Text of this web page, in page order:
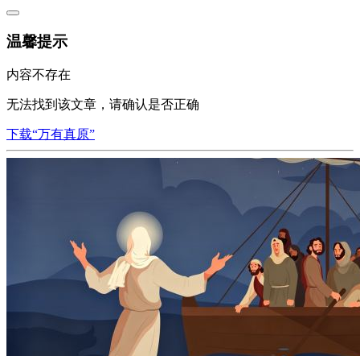
温馨提示
内容不存在
无法找到该文章，请确认是否正确
下载“万有真原”